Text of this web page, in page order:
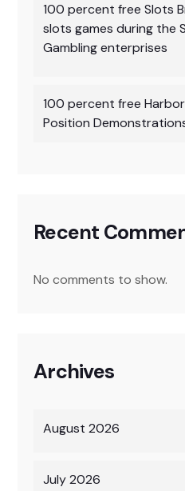
100 percent free Slots
slots games during the
Gambling enterprises
100 percent free
Position
Recent
No comments to show.
Archives
August 2026
July 2026